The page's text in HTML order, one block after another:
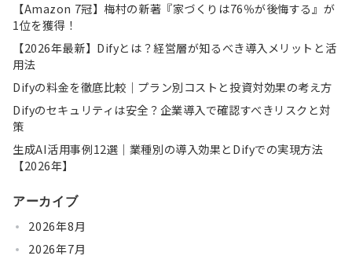
【Amazon 7冠】梅村の新著『家づくりは76％が後悔する』が
1位を獲得！
【2026年最新】Difyとは？経営層が知るべき導入メリットと活
用法
Difyの料金を徹底比較｜プラン別コストと投資対効果の考え方
Difyのセキュリティは安全？企業導入で確認すべきリスクと対
策
生成AI活用事例12選｜業種別の導入効果とDifyでの実現方法
【2026年】
アーカイブ
2026年8月
2026年7月